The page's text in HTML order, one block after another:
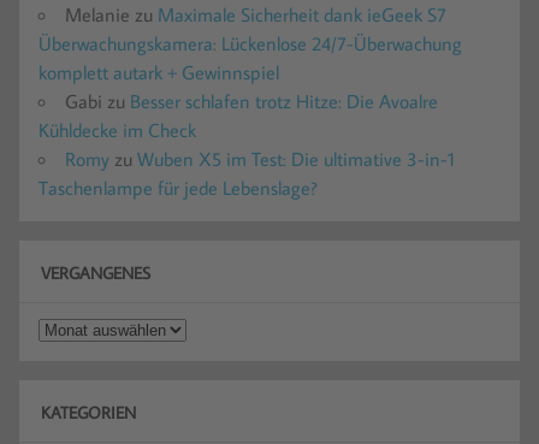
Melanie zu Maximale Sicherheit dank ieGeek S7
Überwachungskamera: Lückenlose 24/7-Überwachung
komplett autark + Gewinnspiel
Gabi zu Besser schlafen trotz Hitze: Die Avoalre
Kühldecke im Check
Romy zu Wuben X5 im Test: Die ultimative 3-in-1
Taschenlampe für jede Lebenslage?
VERGANGENES
Vergangenes
KATEGORIEN